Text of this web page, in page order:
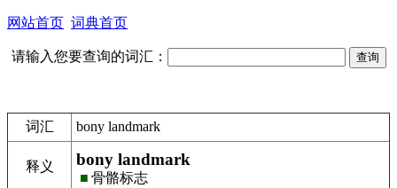
网站首页 词典首页
请输入您要查询的词汇：
词汇 bony landmark
释义 bony landmark
■ 骨骼标志